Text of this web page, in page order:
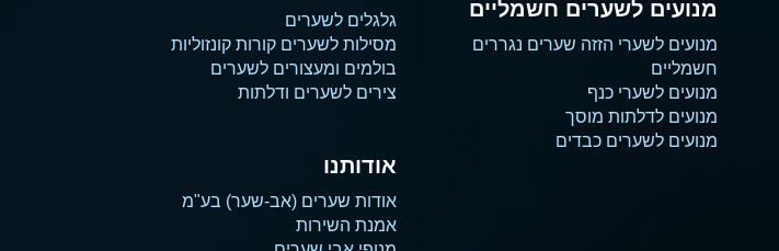
מנועים לשערים חשמליים
מנועים לשערי הזזה שערים נגררים
חשמליים
מנועים לשערי כנף
מנועים לדלתות מוסך
מנועים לשערים כבדים
גלגלים לשערים
מסילות לשערים קורות קונזוליות
בולמים ומעצורים לשערים
צירים לשערים ודלתות
אודותנו
אודות שערים (אב-שער) בע"מ
אמנת השירות